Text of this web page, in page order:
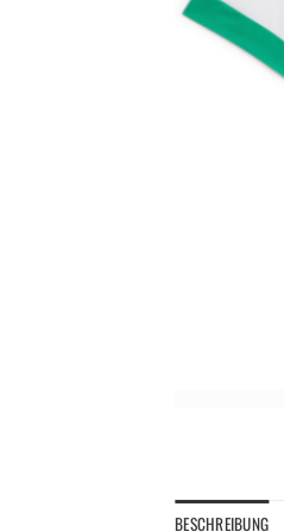
BESCHREIBUNG